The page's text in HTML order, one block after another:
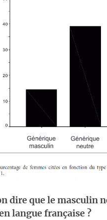
dire que le masculin
langue française ?